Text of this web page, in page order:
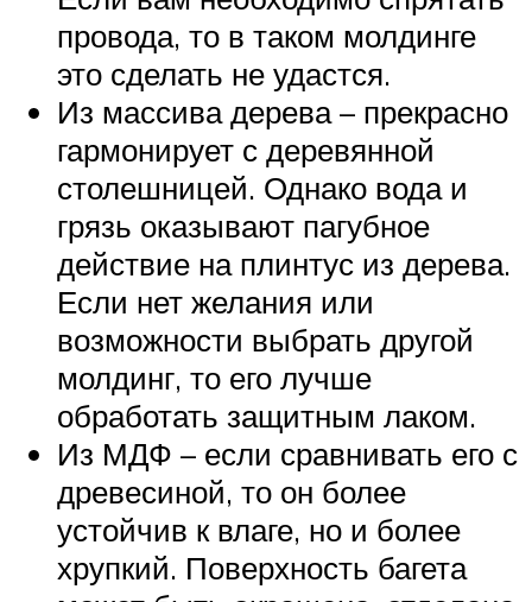
провода, то в таком молдинге
это сделать не удастся.
Из массива дерева – прекрасно
гармонирует с деревянной
столешницей. Однако вода и
грязь оказывают пагубное
действие на плинтус из дерева.
Если нет желания или
возможности выбрать другой
молдинг, то его лучше
обработать защитным лаком.
Из МДФ – если сравнивать его с
древесиной, то он более
устойчив к влаге, но и более
хрупкий. Поверхность багета